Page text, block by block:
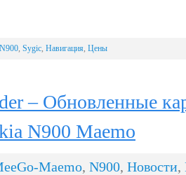
N900, Sygic, Навигация, Цены
– Обновленные
N900 Maemo
Maemo, N900, Новости,